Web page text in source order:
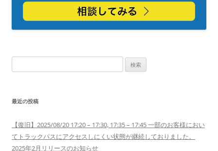
索:
最近の投稿
【復旧】2025/08/20 17:20 – 17:30, 17:35 – 17:45 一部のお客様におい
てトラックパスにアクセスしにくい状態が継続しておりました。
2025年2月リリースのお知らせ